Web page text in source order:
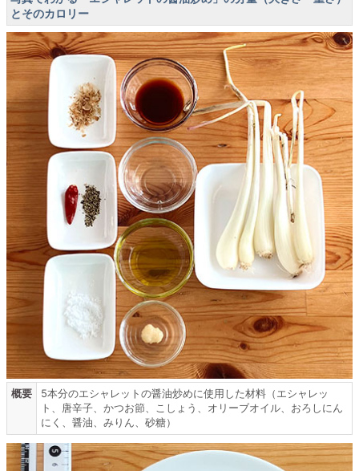
とそのカロリー
概要
5本分のエシャレットの醤油炒めに使用した材料（エシャレッ
ト、唐辛子、かつお節、こしょう、オリーブオイル、おろしにん
にく、醤油、みりん、砂糖）